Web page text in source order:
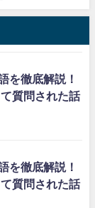
を徹底解説！
質問された話
を徹底解説！
質問された話